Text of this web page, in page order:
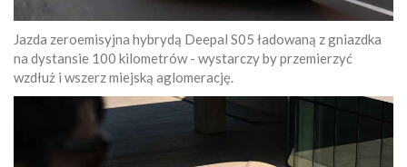
Jazda zeroemisyjna hybrydą Deepal S05 ładowaną z gniazdka
na dystansie 100 kilometrów - wystarczy by przemierzyć
wzdłuż i wszerz miejską aglomerację.